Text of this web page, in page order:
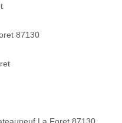
87130
La Foret 87130